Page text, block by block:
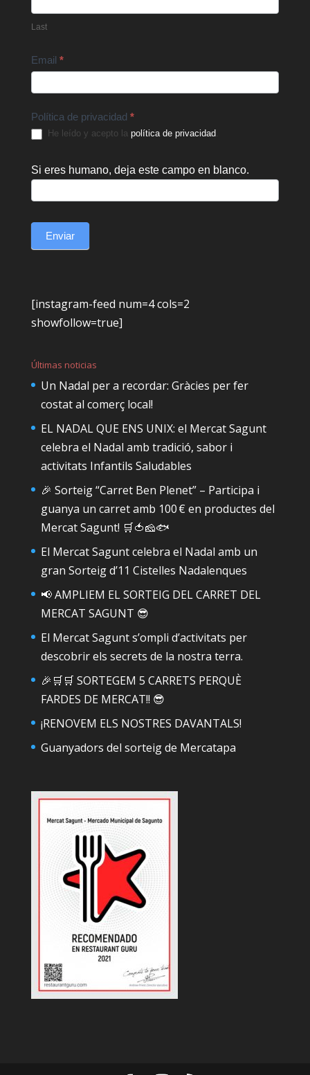
Last
Email *
Política de privacidad *
He leído y acepto la política de privacidad.
Si eres humano, deja este campo en blanco.
Enviar
[instagram-feed num=4 cols=2
showfollow=true]
Últimas noticias
Un Nadal per a recordar: Gràcies per fer
costat al comerç local!
EL NADAL QUE ENS UNIX: el Mercat Sagunt
celebra el Nadal amb tradició, sabor i
activitats Infantils Saludables
🎉 Sorteig “Carret Ben Plenet” – Participa i
guanya un carret amb 100 € en productes del
Mercat Sagunt! 🛒🍅🧀🐟
El Mercat Sagunt celebra el Nadal amb un
gran Sorteig d’11 Cistelles Nadalenques
📢 AMPLIEM EL SORTEIG DEL CARRET DEL
MERCAT SAGUNT 😎
El Mercat Sagunt s’ompli d’activitats per
descobrir els secrets de la nostra terra.
🎉🛒🛒 SORTEGEM 5 CARRETS PERQUÈ
FARDES DE MERCAT!! 😎
¡RENOVEM ELS NOSTRES DAVANTALS!
Guanyadors del sorteig de Mercatapa